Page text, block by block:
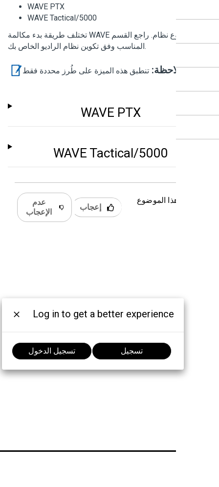
WAVE PTX
WAVE Tactical/5000
تختلف طريقة بدء مكالمة WAVE لكل نوع نظام. راجع القسم
ملاحظة: تنطبق هذه الميزة على طُرز محددة فقط.
WAVE PTX
WAVE Tactical/5000
كان هذا الموضوع
إعجاب
الإعجاب
Log in to get a better experience
تسجيل تسجيل الدخول